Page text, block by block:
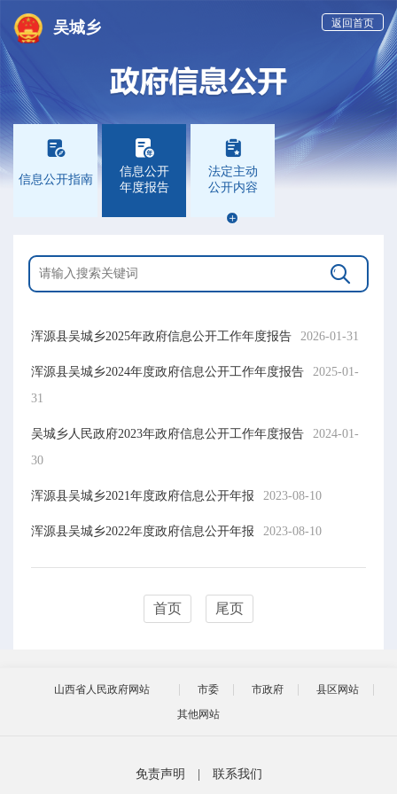
吴城乡 返回首页

信息公开指南

信息公开
年度报告

法定主动
公开内容


浑源县吴城乡2025年政府信息公开工作年度报告 2026-01-31
浑源县吴城乡2024年度政府信息公开工作年度报告
2025-01-
31
吴城乡人民政府2023年政府信息公开工作年度报告
2024-01-
30
浑源县吴城乡2021年度政府信息公开年报 2023-08-10
浑源县吴城乡2022年度政府信息公开年报 2023-08-10
首页 尾页
山西省人民政府网站 市委 市政府
县区网站
其他网站
免责声明 联系我们